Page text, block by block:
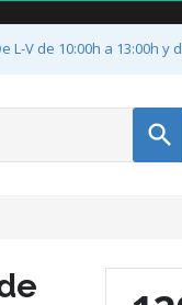
L-V de 10:00h a 13:00h y
